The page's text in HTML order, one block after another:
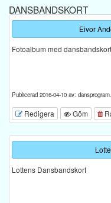
DANSBANDSKORT
Eivor
Fotoalbum med dansbandskort
Publicerad 2016-04-10 av:
Redigera Göm
Lottens Dansbandskort